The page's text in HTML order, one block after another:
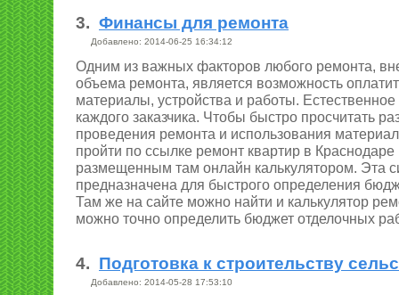
3. Финансы для ремонта
Добавлено: 2014-06-25 16:34:12
Одним из важных факторов любого ремонта,
объема ремонта, является возможность
материалы, устройства и работы.
каждого заказчика. Чтобы быстро просчитать
проведения ремонта и использования
пройти по ссылке ремонт квартир в Краснодаре
размещенным там онлайн калькулятором. Эта
предназначена для быстрого определения
Там же на сайте можно найти и калькулятор
можно точно определить бюджет отделочных
4. Подготовка к строительству
Добавлено: 2014-05-28 17:53:10